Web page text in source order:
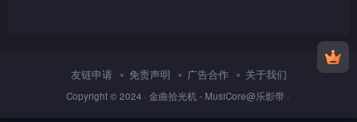
友链申请 免责声明 广告合作 关于我们
Copyright © 2024 · 金曲拾光机 - MusiCore@乐影带 ·